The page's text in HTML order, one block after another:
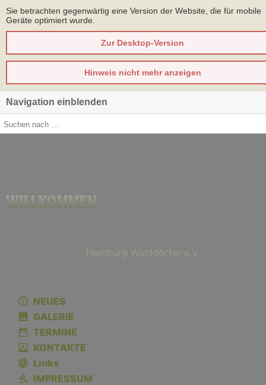
Sie betrachten gegenwärtig eine Version der Website, die für mobile
Geräte optimiert wurde.
Zur Desktop-Version
Hinweis nicht mehr anzeigen
Navigation einblenden
WILLKOMMENModelleisenbahnfreunde
Hamburg Walddörfer e.V.
NEUES
GALERIE
TERMINE
KONTAKTE
Links
IMPRESSUM